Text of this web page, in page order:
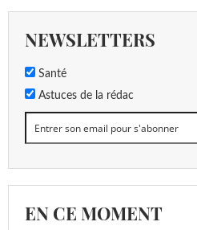
NEWSLETTERS
Santé
Astuces de la rédac
EN CE MOMENT